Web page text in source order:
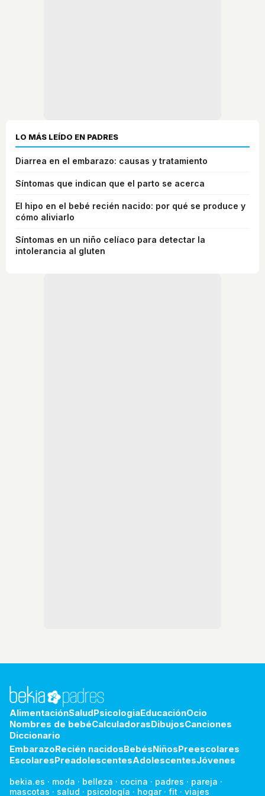
LO MÁS LEÍDO EN PADRES
Diarrea en el embarazo: causas y tratamiento
Síntomas que indican que el parto se acerca
El hipo en el bebé recién nacido: por qué se produce y
cómo aliviarlo
Síntomas en un niño celíaco para detectar la
intolerancia al gluten
AlimentaciónSaludPsicologiaEducaciónOcio
Nombres de bebéCalculadorasDibujosCanciones
Diccionario
EmbarazoRecién nacidosBebésNiñosPreescolares
EscolaresPreadolescentesAdolescentesJóvenes
bekia.es · moda · belleza · cocina · padres · pareja ·
mascotas · salud · psicología · hogar· fit · viajes